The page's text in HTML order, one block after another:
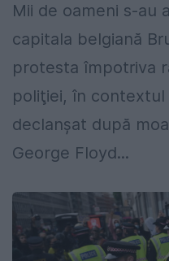
Mii de oameni s-au
capitala belgiană
protesta împotriva
poliţiei, în
declanşat după
George Floyd...